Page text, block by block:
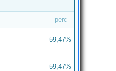
perc
59,47%
59,47%